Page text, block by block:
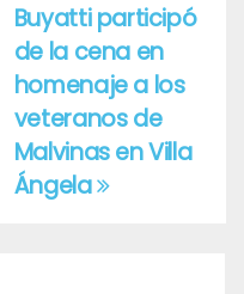
Buyatti participó
de la cena en
homenaje a los
veteranos de
Malvinas en Villa
Ángela